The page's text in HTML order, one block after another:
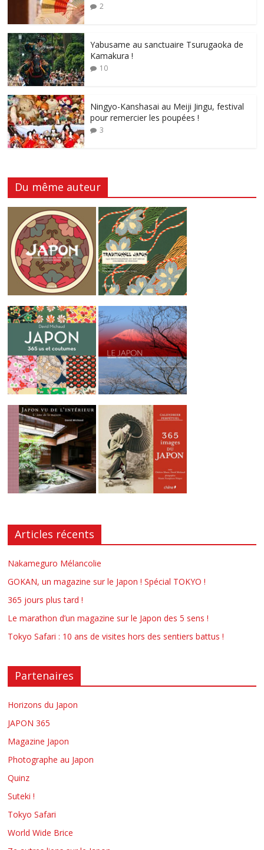
2
Yabusame au sanctuaire Tsurugaoka de
Kamakura !
10
Ningyo-Kanshasai au Meiji Jingu, festival
pour remercier les poupées !
3
Du même auteur
Articles récents
Nakameguro Mélancolie
GOKAN, un magazine sur le Japon ! Spécial TOKYO !
365 jours plus tard !
Le marathon d’un magazine sur le Japon des 5 sens !
Tokyo Safari : 10 ans de visites hors des sentiers battus !
Partenaires
Horizons du Japon
JAPON 365
Magazine Japon
Photographe au Japon
Quinz
Suteki !
Tokyo Safari
World Wide Brice